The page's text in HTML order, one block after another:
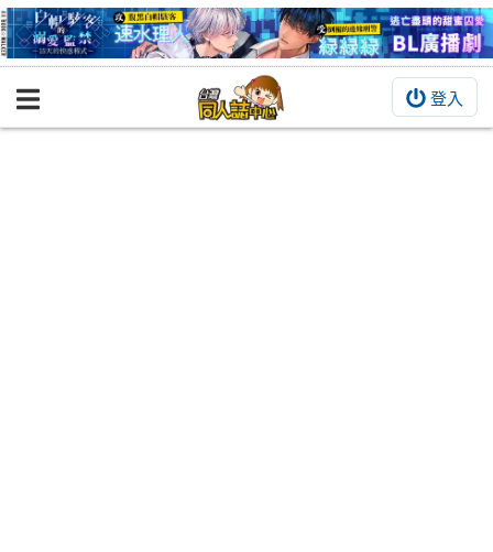
登入
BOOKY書集倉庫